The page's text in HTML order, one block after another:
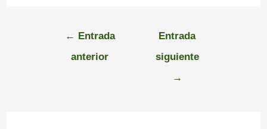
← Entrada
anterior
Entrada
siguiente
→